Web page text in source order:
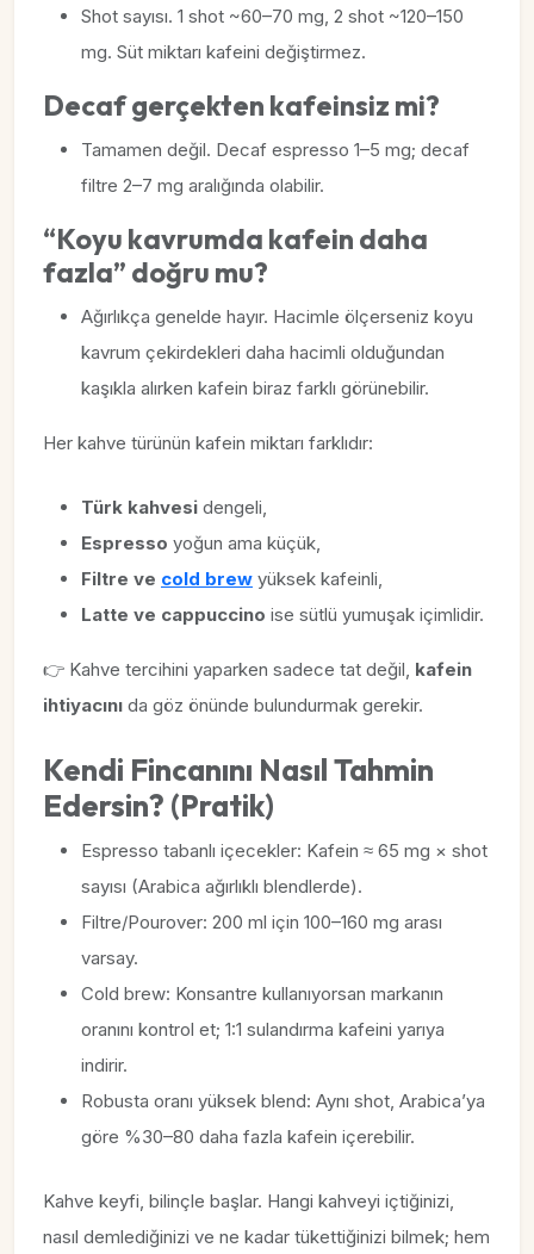
Shot sayısı. 1 shot ~60–70 mg, 2 shot ~120–150
mg. Süt miktarı kafeini değiştirmez.
Decaf gerçekten kafeinsiz mi?
Tamamen değil. Decaf espresso 1–5 mg; decaf
filtre 2–7 mg aralığında olabilir.
“Koyu kavrumda kafein daha
fazla” doğru mu?
Ağırlıkça genelde hayır. Hacimle ölçerseniz koyu
kavrum çekirdekleri daha hacimli olduğundan
kaşıkla alırken kafein biraz farklı görünebilir.
Her kahve türünün kafein miktarı farklıdır:
Türk kahvesi dengeli,
Espresso yoğun ama küçük,
Filtre ve cold brew yüksek kafeinli,
Latte ve cappuccino ise sütlü yumuşak içimlidir.
👉 Kahve tercihini yaparken sadece tat değil, kafein
ihtiyacını da göz önünde bulundurmak gerekir.
Kendi Fincanını Nasıl Tahmin
Edersin? (Pratik)
Espresso tabanlı içecekler: Kafein ≈ 65 mg × shot
sayısı (Arabica ağırlıklı blendlerde).
Filtre/Pourover: 200 ml için 100–160 mg arası
varsay.
Cold brew: Konsantre kullanıyorsan markanın
oranını kontrol et; 1:1 sulandırma kafeini yarıya
indirir.
Robusta oranı yüksek blend: Aynı shot, Arabica’ya
göre %30–80 daha fazla kafein içerebilir.
Kahve keyfi, bilinçle başlar. Hangi kahveyi içtiğinizi,
nasıl demlediğinizi ve ne kadar tükettiğinizi bilmek; hem